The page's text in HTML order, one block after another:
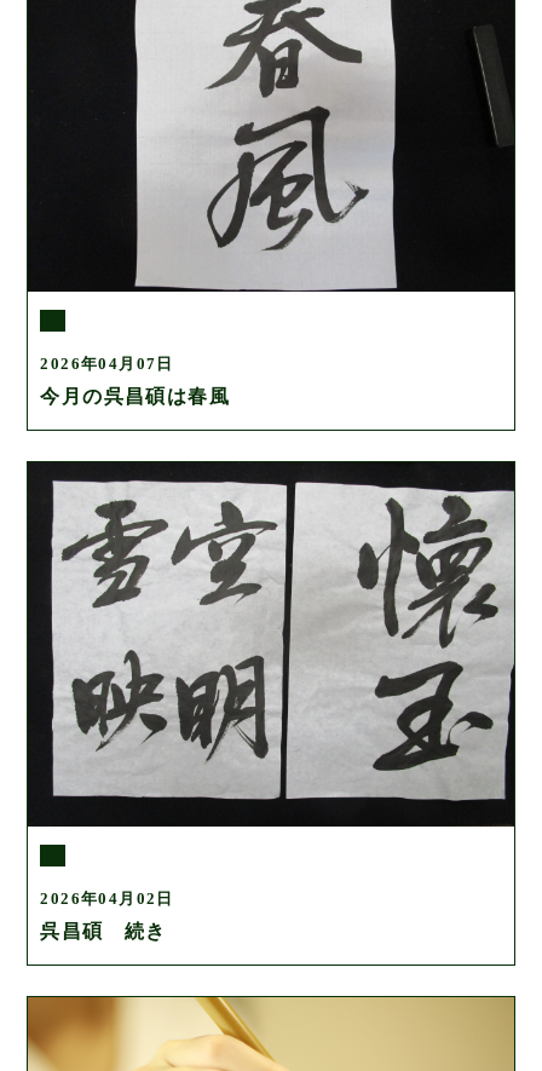
2026年04月07日
今月の呉昌碩は春風
2026年04月02日
呉昌碩 続き